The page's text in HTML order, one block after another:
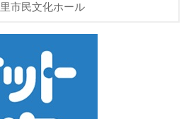
市民文化ホール